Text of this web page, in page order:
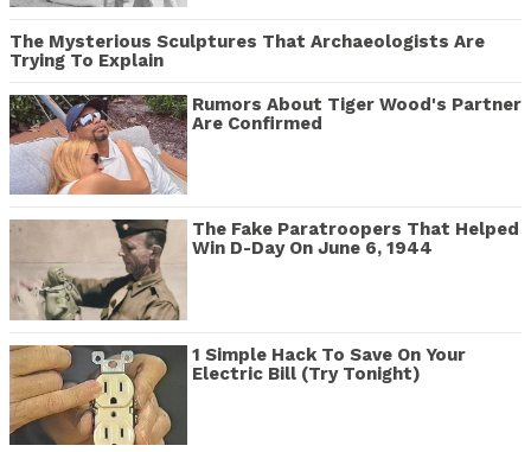
The Mysterious Sculptures That Archaeologists Are
Trying To Explain
Rumors About Tiger Wood's Partner
Are Confirmed
The Fake Paratroopers That Helped
Win D-Day On June 6, 1944
1 Simple Hack To Save On Your
Electric Bill (Try Tonight)